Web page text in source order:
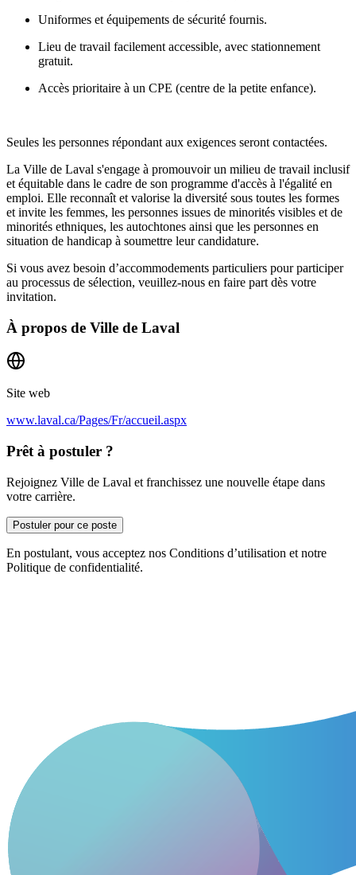
Uniformes et équipements de sécurité fournis.
Lieu de travail facilement accessible, avec stationnement
gratuit.
Accès prioritaire à un CPE (centre de la petite enfance).
Seules les personnes répondant aux exigences seront contactées.
La Ville de Laval s'engage à promouvoir un milieu de travail inclusif
et équitable dans le cadre de son programme d'accès à l'égalité en
emploi. Elle reconnaît et valorise la diversité sous toutes les formes
et invite les femmes, les personnes issues de minorités visibles et de
minorités ethniques, les autochtones ainsi que les personnes en
situation de handicap à soumettre leur candidature.
Si vous avez besoin d’accommodements particuliers pour participer
au processus de sélection, veuillez-nous en faire part dès votre
invitation.
À propos de Ville de Laval
Site web
www.laval.ca/Pages/Fr/accueil.aspx
Prêt à postuler ?
Rejoignez Ville de Laval et franchissez une nouvelle étape dans
votre carrière.
Postuler pour ce poste
En postulant, vous acceptez nos Conditions d’utilisation et notre
Politique de confidentialité.